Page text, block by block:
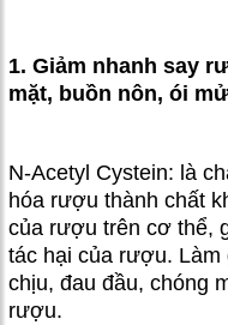
1. Giảm nhanh say
mặt, buồn nôn, ói
N-Acetyl Cystein: là
hóa rượu thành chất
của rượu trên cơ thể,
tác hại của rượu.
chịu, đau đầu, chóng
rượu.